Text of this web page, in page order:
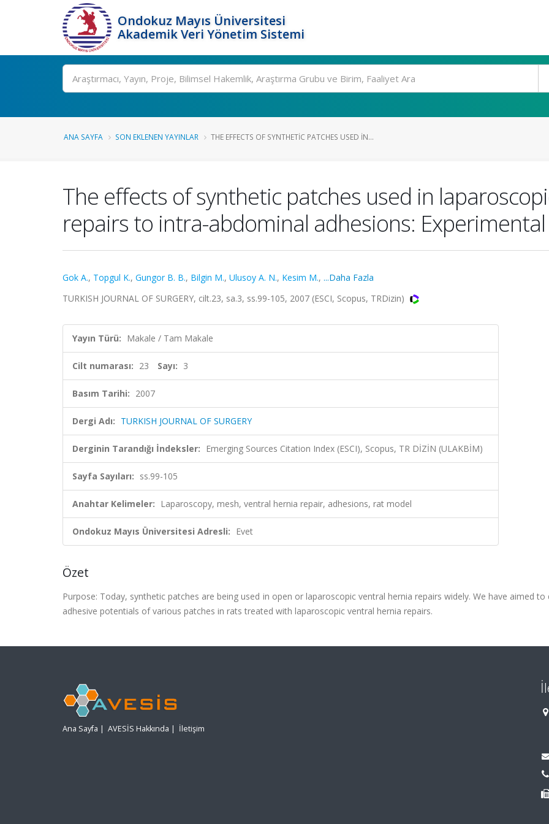
Ondokuz Mayıs Üniversitesi
Akademik Veri Yönetim Sistemi
Ara
ANA SAYFA SON EKLENEN YAYINLAR THE EFFECTS OF SYNTHETIC PATCHES USED IN...
The effects of synthetic patches used in
repairs to intra-abdominal adhesions:
Gok A., Topgul K., Gungor B. B., Bilgin M., Ulusoy A. N., Kesim M., ...Daha Fazla
TURKISH JOURNAL OF SURGERY, cilt.23, sa.3, ss.99-105, 2007 (ESCI, Scopus, TRDizin)
Yayın Türü: Makale / Tam Makale
Cilt numarası: 23 Sayı: 3
Basım Tarihi: 2007
Dergi Adı: TURKISH JOURNAL OF SURGERY
Derginin Tarandığı İndeksler: Emerging Sources Citation Index (ESCI), Scopus, TR DİZİN (ULAKBİM)
Sayfa Sayıları: ss.99-105
Anahtar Kelimeler: Laparoscopy, mesh, ventral hernia repair, adhesions, rat model
Ondokuz Mayıs Üniversitesi Adresli: Evet
Özet
Purpose: Today, synthetic patches are being used in open or laparoscopic ventral hernia repairs widely. We have aimed to
adhesive potentials of various patches in rats treated with laparoscopic ventral hernia repairs.
Ana Sayfa | AVESİS Hakkında | İletişim